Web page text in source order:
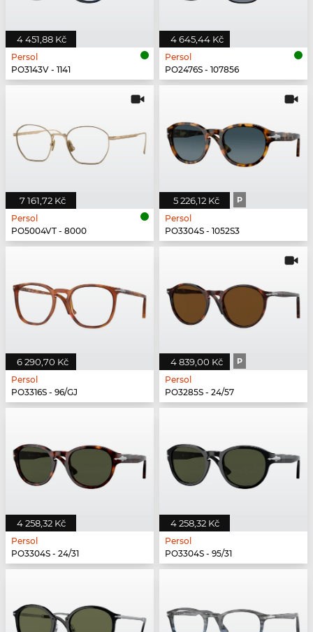
4 451,88 Kč
Persol
PO3143V - 1141
4 645,44 Kč
Persol
PO2476S - 107856
7 161,72 Kč
Persol
PO5004VT - 8000
5 226,12 Kč P
Persol
PO3304S - 1052S3
6 290,70 Kč
Persol
PO3316S - 96/GJ
4 839,00 Kč P
Persol
PO3285S - 24/57
4 258,32 Kč
Persol
PO3304S - 24/31
4 258,32 Kč
Persol
PO3304S - 95/31